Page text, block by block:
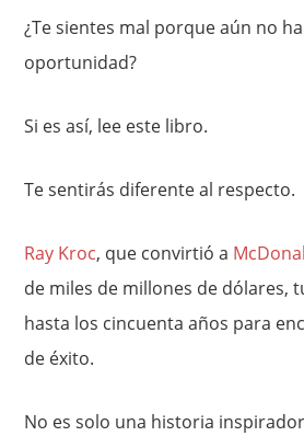
¿Te sientes mal porque aún no
oportunidad?
Si es así, lee este libro.
Te sentirás diferente al respecto.
Ray Kroc, que convirtió a
de miles de millones de dólares,
hasta los cincuenta años para
de éxito.
No es solo una historia